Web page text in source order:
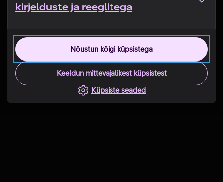
kirjelduste ja reeglitega
Nõustun kõigi küpsistega
Keeldun mittevajalikest küpsistest
Küpsiste seaded